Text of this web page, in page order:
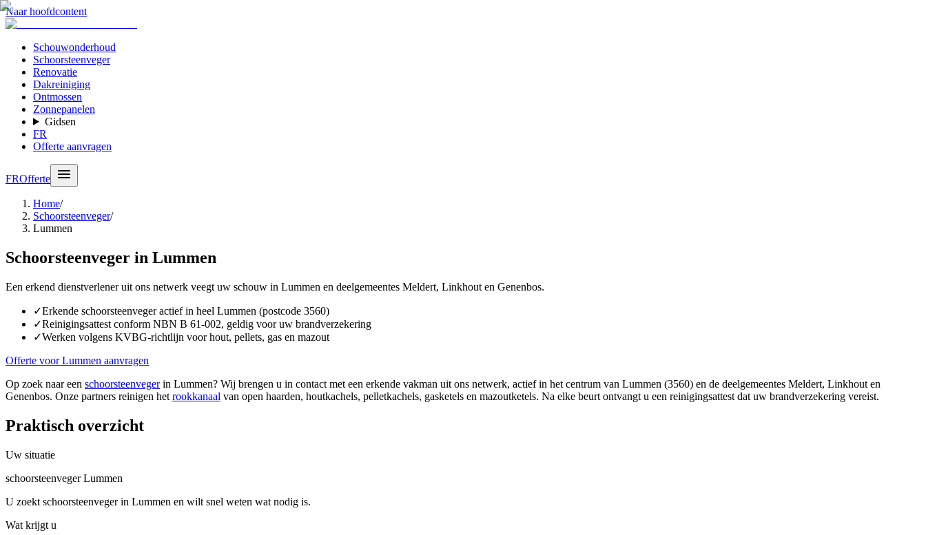
Naar hoofdcontent
Schouwonderhoud
Schoorsteenveger
Renovatie
Dakreiniging
Ontmossen
Zonnepanelen
Gidsen
FR
Offerte aanvragen
FROfferte
Home/
Schoorsteenveger/
Lummen
Schoorsteenveger in Lummen
Een erkend dienstverlener uit ons netwerk veegt uw schouw in Lummen en deelgemeentes Meldert, Linkhout en Genenbos.
✓Erkende schoorsteenveger actief in heel Lummen (postcode 3560)
✓Reinigingsattest conform NBN B 61-002, geldig voor uw brandverzekering
✓Werken volgens KVBG-richtlijn voor hout, pellets, gas en mazout
Offerte voor Lummen aanvragen
Op zoek naar een schoorsteenvegerin Lummen? Wij brengen u in contact met een erkende vakman uit ons netwerk, actief in het centrum van Lummen (3560) en de deelgemeentes Meldert, Linkhout en
Genenbos. Onze partners reinigen het rookkanaal van open haarden, houtkachels, pelletkachels, gasketels en mazoutketels. Na elke beurt ontvangt u een reinigingsattest dat uw brandverzekering vereist.
Praktisch overzicht
Uw situatie
schoorsteenveger Lummen
U zoekt schoorsteenveger in Lummen en wilt snel weten wat nodig is.
Wat krijgt u